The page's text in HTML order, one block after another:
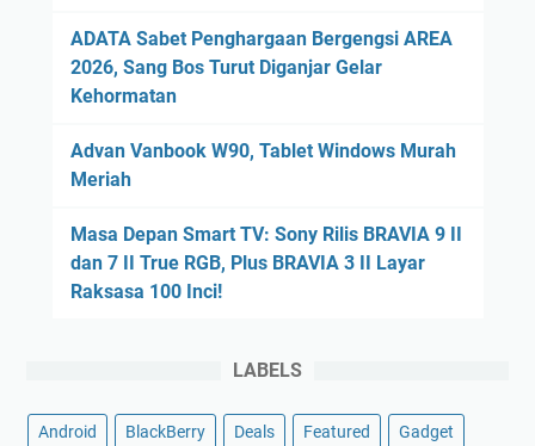
ADATA Sabet Penghargaan Bergengsi AREA
2026, Sang Bos Turut Diganjar Gelar
Kehormatan
Advan Vanbook W90, Tablet Windows Murah
Meriah
Masa Depan Smart TV: Sony Rilis BRAVIA 9 II
dan 7 II True RGB, Plus BRAVIA 3 II Layar
Raksasa 100 Inci!
LABELS
Android BlackBerry Deals Featured Gadget